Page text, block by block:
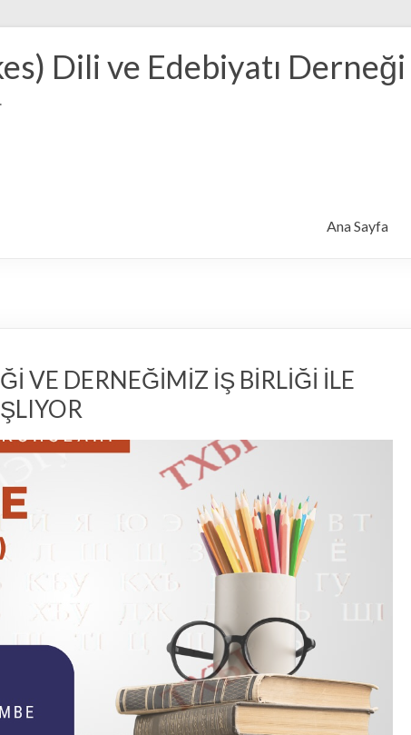
Dili ve Edebiyatı Derneği
Ana Sayfa
VE DERNEĞİMİZ İŞ BİRLİĞİ İLE